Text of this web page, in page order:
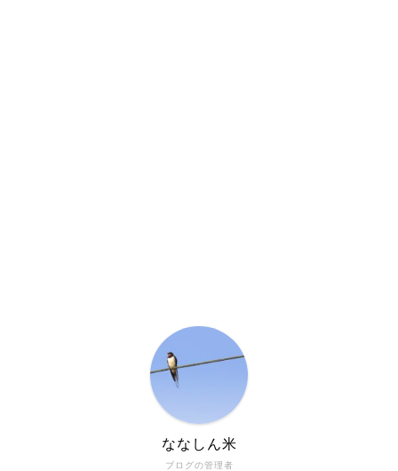
ブログの管理者
ななしん米